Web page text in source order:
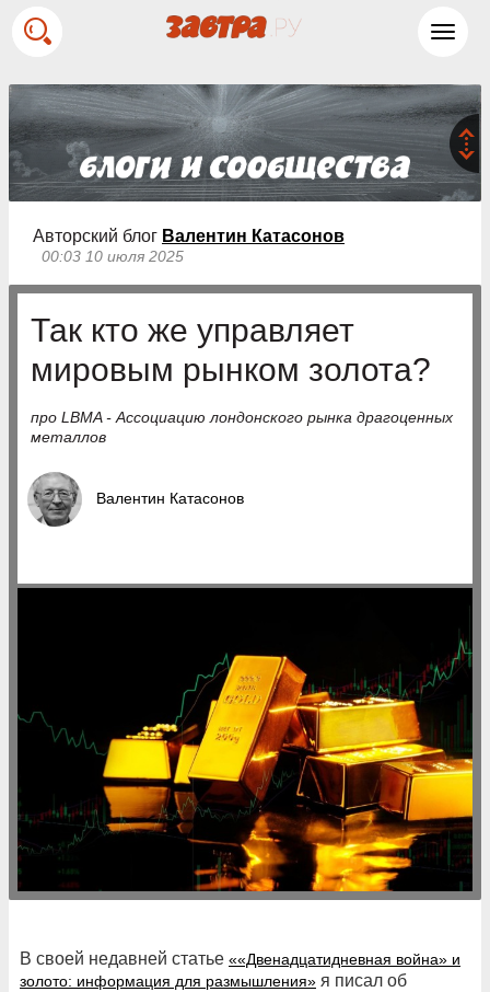
Авторский блог Валентин Катасонов
00:03 10 июля 2025
Так кто же управляет
мировым рынком золота?
про LBMA - Ассоциацию лондонского рынка драгоценных
металлов
Валентин Катасонов
В своей недавней статье ««Двенадцатидневная война» и
золото: информация для размышления» я писал об